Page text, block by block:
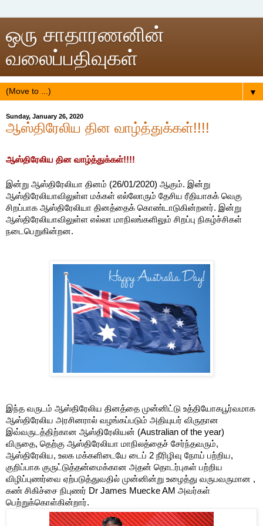
ஒரு சாதாரணனின்
வலைப்பதிவுகள்
▼
Sunday, January 26, 2020
ஆஸ்திரேலிய தின வாழ்த்துக்கள்!!!!
ஆஸ்திரேலிய தின வாழ்த்துக்கள்!!!!
இன்று ஆஸ்திரேலியா தினம் (26/01/2020) ஆகும். இன்று
ஆஸ்திரேலியாவிலுள்ள மக்கள் எல்லோரும் தேசிய ரீதியாகக் வெகு
சிறப்பாக ஆஸ்திரேலியா தினத்தைக் கொண்டாடுகின்றனர். இன்று
ஆஸ்திரேலியாவிலுள்ள எல்லா மாநிலங்களிலும் சிறப்பு நிகழ்ச்சிகள்
நடைபெறுகின்றன.
இந்த வருடம் ஆஸ்திரேலிய தினத்தை முன்னிட்டு உத்தியோகபூர்வமாக
ஆஸ்திரேலிய அரசினரால் வழங்கப்படும் அதியுயர் விருதான
இவ்வருடத்திற்கான ஆஸ்திரேலியன் (Australian of the year)
விருதை, தெற்கு ஆஸ்திரேலியா மாநிலத்தைச் சேர்ந்தவரும்,
ஆஸ்திரேலிய, உலக மக்களிடையே டைப் 2 நீரிழிவு நோய் பற்றிய,
குறிப்பாக குருட்டுத்தன்மைக்கான அதன் தொடர்புகள் பற்றிய
விழிப்புணர்வை ஏற்படுத்துவதில் முன்னின்று உழைத்து வருபவருமான ,
கண் சிகிச்சை நிபுணர் Dr James Muecke AM அவர்கள்
பெற்றுக்கொள்கின்றார்.